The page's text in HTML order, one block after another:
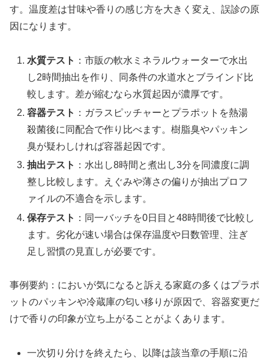
す。温度差は甘味や香りの感じ方を大きく変え、誤診の原
因になります。
水質テスト ：市販の軟水ミネラルウォーターで水出
し2時間抽出を作り、同条件の水道水とブラインド比
較します。差が縮むなら水質起因が濃厚です。
容器テスト ：ガラスピッチャーとプラポットを熱湯
殺菌後に同配合で作り比べます。樹脂臭やパッキン
臭が疑わしければ容器起因です。
抽出テスト ：水出し8時間と煮出し3分を同濃度に調
整し比較します。えぐみや薄さの偏りが抽出プロフ
ァイルの不適合を示します。
保存テスト ：同一バッチを0日目と48時間後で比較し
ます。劣化が速い場合は保存温度や日数管理、注ぎ
足し習慣の見直しが必要です。
事例要約：においが気になると訴える家庭の多くはプラポ
ットのパッキンや冷蔵庫の匂い移りが原因で、容器変更だ
けで香りの印象が立ち上がることがよくあります。
一次切り分けを終えたら、以降は該当章の手順に沿